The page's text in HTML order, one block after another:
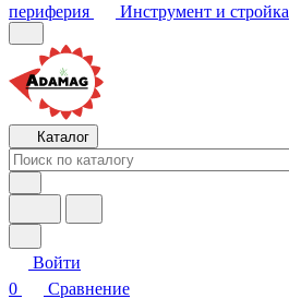
периферия
Инструмент и стройка
Каталог
Войти
0
Сравнение